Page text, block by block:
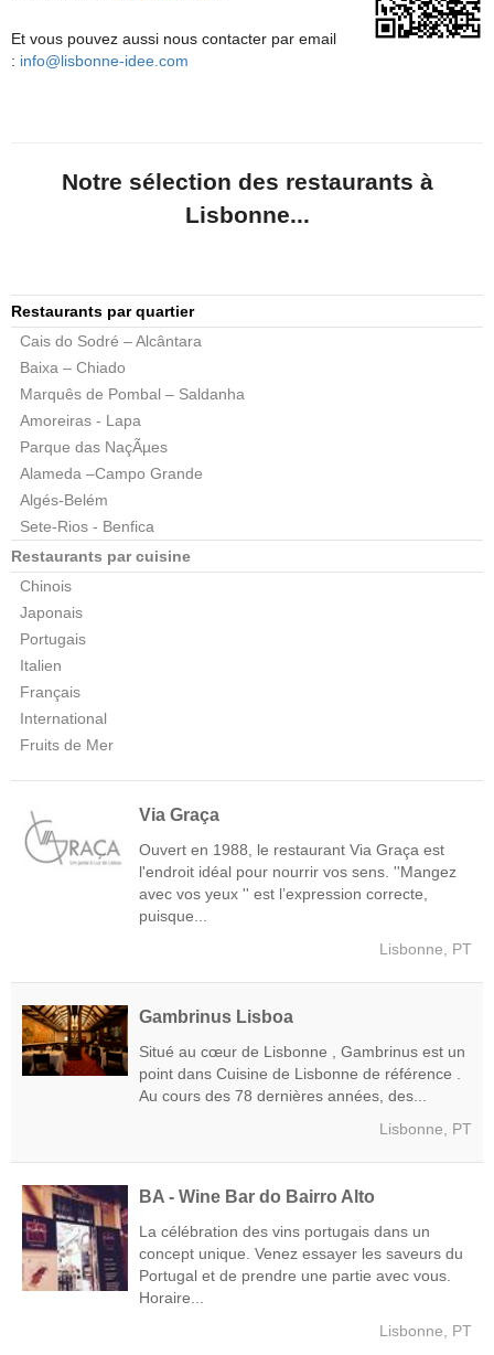
Et vous pouvez aussi nous contacter par email
: info@lisbonne-idee.com
Notre sélection des restaurants à
Lisbonne...
Restaurants par quartier
Cais do Sodré – Alcântara
Baixa – Chiado
Marquês de Pombal – Saldanha
Amoreiras - Lapa
Parque das NaçÃµes
Alameda –Campo Grande
Algés-Belém
Sete-Rios - Benfica
Restaurants par cuisine
Chinois
Japonais
Portugais
Italien
Français
International
Fruits de Mer
Via Graça
Ouvert en 1988, le restaurant Via Graça est
l'endroit idéal pour nourrir vos sens. ''Mangez
avec vos yeux '' est l’expression correcte,
puisque...
Lisbonne, PT
Gambrinus Lisboa
Situé au cœur de Lisbonne , Gambrinus est un
point dans Cuisine de Lisbonne de référence .
Au cours des 78 dernières années, des...
Lisbonne, PT
BA - Wine Bar do Bairro Alto
La célébration des vins portugais dans un
concept unique. Venez essayer les saveurs du
Portugal et de prendre une partie avec vous.
Horaire...
Lisbonne, PT